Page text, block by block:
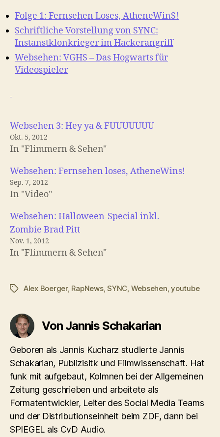
Folge 1: Fernsehen Loses, AtheneWinS!
Schriftliche Vorstellung von SYNC:
Instanstklonkrieger im Hackerangriff
Websehen: VGHS – Das Hogwarts für
Videospieler
Websehen 3: Hey ya & FUUUUUUU
Okt. 5, 2012
In "Flimmern & Sehen"
Websehen: Fernsehen loses, AtheneWins!
Sep. 7, 2012
In "Video"
Websehen: Halloween-Special inkl.
Zombie Brad Pitt
Nov. 1, 2012
In "Flimmern & Sehen"
Schlagwörter
Alex Boerger, RapNews,SYNC, Websehen,youtube
Von Jannis Schakarian
Geboren als Jannis Kucharz studierte Jannis
Schakarian, Publizisitk und Filmwissenschaft. Hat
funk mit aufgebaut, Kolmnen bei der Allgemeinen
Zeitung geschrieben und arbeitete als
Formatentwickler, Leiter des Social Media Teams
und der Distributionseinheit beim ZDF, dann bei
SPIEGEL als CvD Audio.